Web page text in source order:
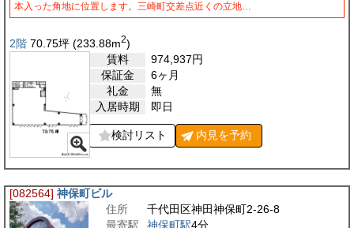
本入った角地に位置します。三崎町交差点近くの立地…
2階 70.75坪 (233.88m2)
賃料
974,937円
保証金
6ヶ月
礼金
無
入居時期
即日
検討リスト 内見を予約
[082564] 神保町ビル
住所
千代田区神田神保町2-26-8
最寄駅
神保町駅4分